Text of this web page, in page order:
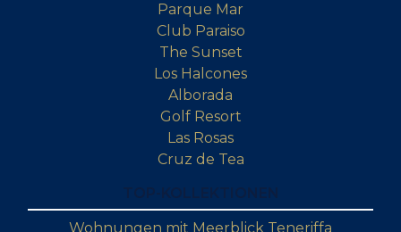
Parque Mar
Club Paraiso
The Sunset
Los Halcones
Alborada
Golf Resort
Las Rosas
Cruz de Tea
Wohnungen mit Meerblick Teneriffa